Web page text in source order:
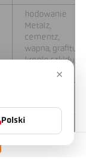
hodowanie
Metalz,
cementz,
wapna, grafitu,
krople szkłdu,
kryształu
czarne
płomienie
×
Polski